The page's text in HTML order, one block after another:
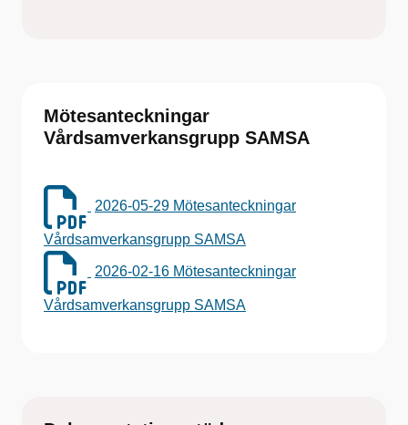
Mötesanteckningar
Vårdsamverkansgrupp SAMSA
2026-05-29 Mötesanteckningar
Vårdsamverkansgrupp SAMSA
2026-02-16 Mötesanteckningar
Vårdsamverkansgrupp SAMSA